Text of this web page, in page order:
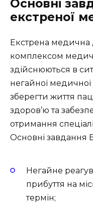
Основні
екстреної
Екстрена
комплексом
здійснюються в
негайної медичної
зберегти життя
здоров’ю та
отримання
Основні завдання
Негайне
прибуття на
термін;